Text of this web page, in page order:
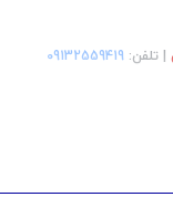
| تلفن: ‎09132559419